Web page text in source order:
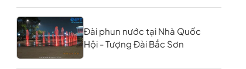
Đài phun nước tại Nhà Quốc
Hội - Tượng Đài Bắc Sơn